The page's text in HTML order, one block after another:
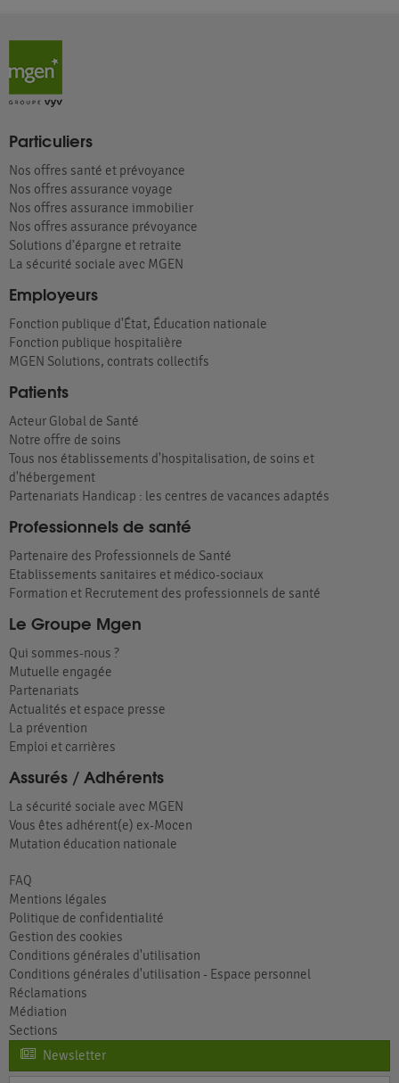
Particuliers
Nos offres santé et prévoyance
Nos offres assurance voyage
Nos offres assurance immobilier
Nos offres assurance prévoyance
Solutions d’épargne et retraite
La sécurité sociale avec MGEN
Employeurs
Fonction publique d'État, Éducation nationale
Fonction publique hospitalière
MGEN Solutions, contrats collectifs
Patients
Acteur Global de Santé
Notre offre de soins
Tous nos établissements d'hospitalisation, de soins et
d'hébergement
Partenariats Handicap : les centres de vacances adaptés
Professionnels de santé
Partenaire des Professionnels de Santé
Etablissements sanitaires et médico-sociaux
Formation et Recrutement des professionnels de santé
Le Groupe Mgen
Qui sommes-nous ?
Mutuelle engagée
Partenariats
Actualités et espace presse
La prévention
Emploi et carrières
Assurés / Adhérents
La sécurité sociale avec MGEN
Vous êtes adhérent(e) ex-Mocen
Mutation éducation nationale
FAQ
Mentions légales
Politique de confidentialité
Gestion des cookies
Conditions générales d'utilisation
Conditions générales d'utilisation - Espace personnel
Réclamations
Médiation
Sections
Newsletter